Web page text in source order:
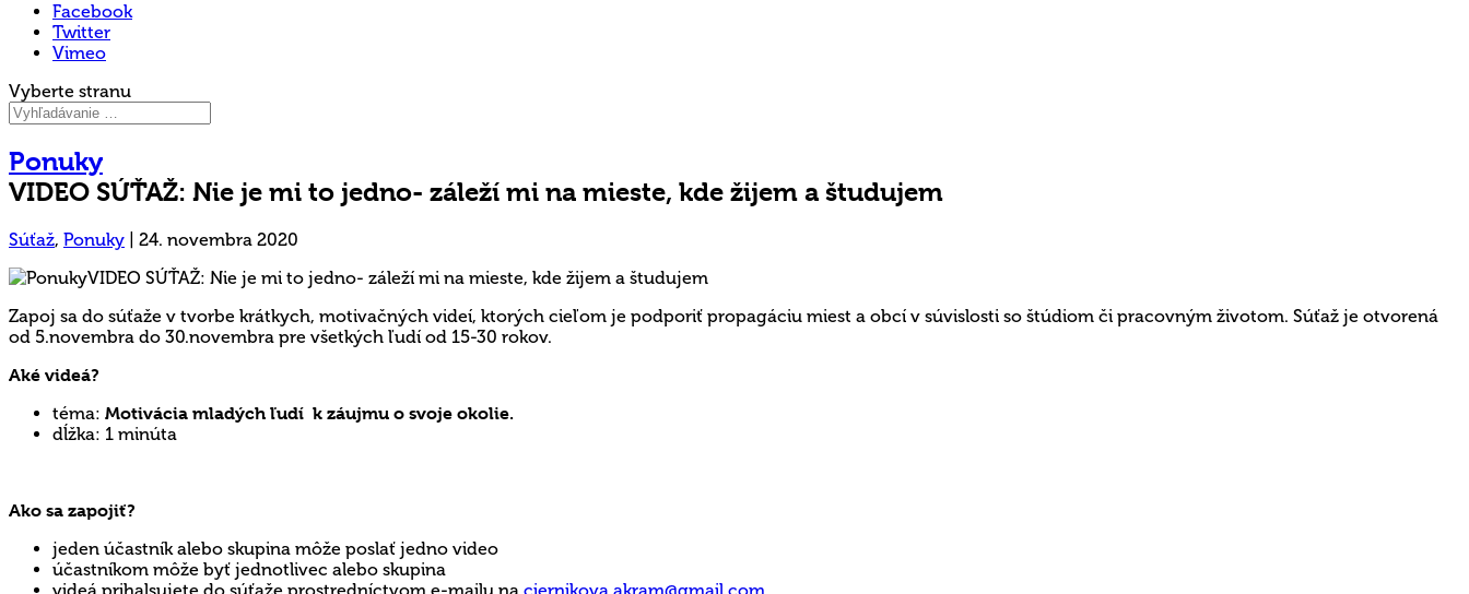
Facebook
Twitter
Vimeo
Vyberte stranu
Ponuky
VIDEO SÚŤAŽ: Nie je mi to jedno- záleží mi na mieste, kde žijem a študujem
Súťaž, Ponuky 24. novembra 2020
Zapoj sa do súťaže v tvorbe krátkych, motivačných videí, ktorých cieľom je podporiť propagáciu miest a obcí v súvislosti so štúdiom či pracovným životom. Súťaž je otvorená
od 5.novembra do 30.novembra pre všetkých ľudí od 15-30 rokov.
Aké videá?
téma: Motivácia mladých ľudí k záujmu o svoje okolie.
dĺžka: 1 minúta
Ako sa zapojiť?
jeden účastník alebo skupina môže poslať jedno video
účastníkom môže byť jednotlivec alebo skupina